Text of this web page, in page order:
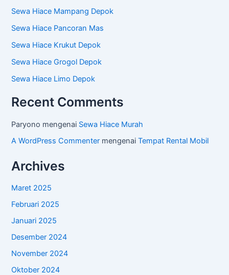
Sewa Hiace Mampang Depok
Sewa Hiace Pancoran Mas
Sewa Hiace Krukut Depok
Sewa Hiace Grogol Depok
Sewa Hiace Limo Depok
Recent Comments
Paryono mengenai Sewa Hiace Murah
A WordPress Commenter mengenaiTempat Rental Mobil
Archives
Maret 2025
Februari 2025
Januari 2025
Desember 2024
November 2024
Oktober 2024